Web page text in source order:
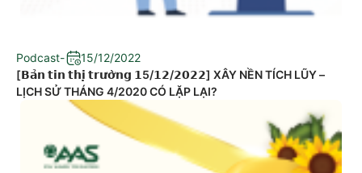
Podcast-
15/12/2022
[𝗕𝗮̉𝗻 𝘁𝗶𝗻 𝘁𝗵𝗶̣ 𝘁𝗿𝘂̛𝗼̛̀𝗻𝗴 𝟭5/𝟭𝟮/𝟮𝟬𝟮𝟮] XÂY NỀN TÍCH LŨY –
LỊCH SỬ THÁNG 4/2020 CÓ LẶP LẠI?